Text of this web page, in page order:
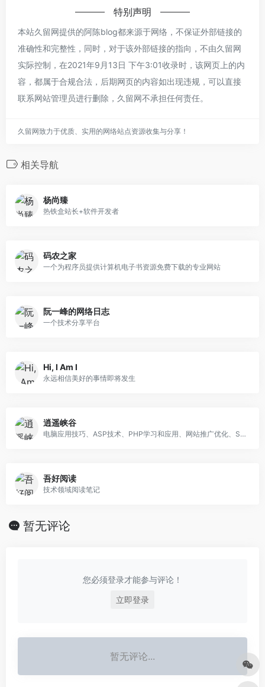
特别声明
本站久留网提供的阿陈blog都来源于网络，不保证外部链接的
准确性和完整性，同时，对于该外部链接的指向，不由久留网
实际控制，在2021年9月13日 下午3:01收录时，该网页上的内
容，都属于合规合法，后期网页的内容如出现违规，可以直接
联系网站管理员进行删除，久留网不承担任何责任。
久留网致力于优质、实用的网络站点资源收集与分享！
相关导航
杨尚臻
热铁盒站长+软件开发者
码农之家
一个为程序员提供计算机电子书资源免费下载的专业网站
阮一峰的网络日志
一个技术分享平台
Hi, I Am I
永远相信美好的事情即将发生
逍遥峡谷
电脑应用技巧、ASP技术、PHP学习和应用、网站推广优化、SEO
吾好阅读
技术领域阅读笔记
暂无评论
您必须登录才能参与评论！
立即登录
暂无评论...